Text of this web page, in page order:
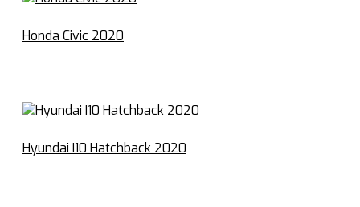
Honda Civic 2020
Hyundai I10 Hatchback 2020